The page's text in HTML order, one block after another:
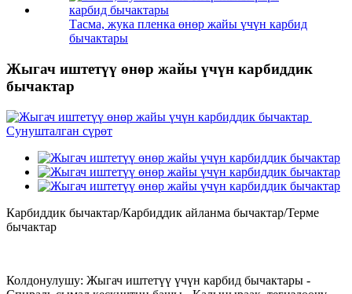
Тасма, жука пленка өнөр жайы үчүн карбид
бычактары
Жыгач иштетүү өнөр жайы үчүн карбиддик
бычактар
Карбиддик бычактар/Карбиддик айланма бычактар/Терме
бычактар
Колдонулушу: Жыгач иштетүү үчүн карбид бычактары -